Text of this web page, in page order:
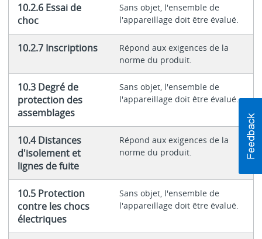
10.2.6 Essai de
choc
Sans objet, l'ensemble de
l'appareillage doit être évalué.
10.2.7 Inscriptions
Répond aux exigences de la
norme du produit.
10.3 Degré de
protection des
assemblages
Sans objet, l'ensemble de
l'appareillage doit être évalué.
10.4 Distances
d'isolement et
lignes de fuite
Répond aux exigences de la
norme du produit.
10.5 Protection
contre les chocs
électriques
Sans objet, l'ensemble de
l'appareillage doit être évalué.